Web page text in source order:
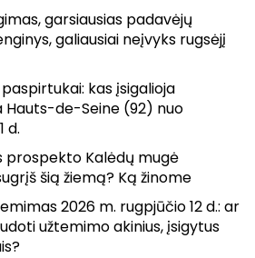
garsiausias padavėjų
galiausiai neįvyks rugsėjį
kas įsigalioja
Hauts-de-Seine (92) nuo
d.
prospekto Kalėdų mugė
šią žiemą? Ką žinome
2026 m. rugpjūčio 12 d.: ar
užtemimo akinius, įsigytus